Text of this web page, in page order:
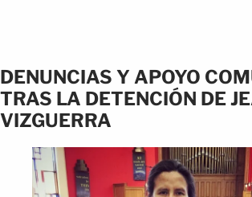
DENUNCIAS Y APOYO
TRAS LA DETENCIÓN DE
VIZGUERRA